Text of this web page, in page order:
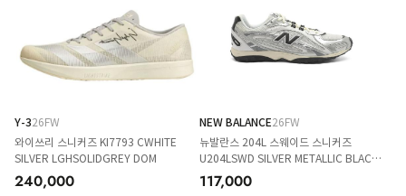
Y-326FW
와이쓰리 스니커즈 KI7793 CWHITE
SILVER LGHSOLIDGREY DOM
240,000
NEW BALANCE26FW
뉴발란스 204L 스웨이드 스니커즈
U204LSWD SILVER METALLIC BLACK
DOM
117,000